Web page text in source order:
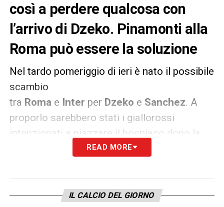
così a perdere qualcosa con
l’arrivo di Dzeko. Pinamonti alla
Roma può essere la soluzione
Nel tardo pomeriggio di ieri è nato il possibile
scambio
tra Roma e Inter per Dzeko e Sanchez. A
proporlo sarebbero stati i giallorossi
intenzionati a piazzare il bosniaco dopo la
Fonseca. Sarebbe un perfetto
degli stipendi, se non fosse che i nerazzurri
sono agevolati dal Decreto crescita con il
READ MORE
IL CALCIO DEL GIORNO